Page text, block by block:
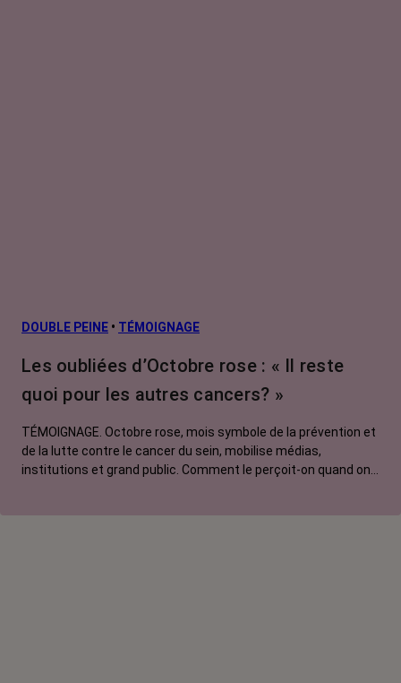
DOUBLE PEINE • TÉMOIGNAGE
Les oubliées d’Octobre rose : « Il reste
quoi pour les autres cancers? »
TÉMOIGNAGE. Octobre rose, mois symbole de la prévention et
de la lutte contre le cancer du sein, mobilise médias,
institutions et grand public. Comment le perçoit-on quand on